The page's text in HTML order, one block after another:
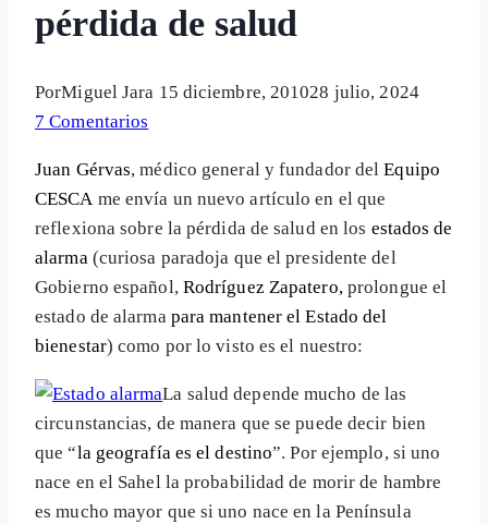
pérdida de salud
PorMiguel Jara 15 diciembre, 201028 julio, 2024
7 Comentarios
Juan Gérvas, médico general y fundador delEquipo
CESCA me envía un nuevo artículo en el que
reflexiona sobre la pérdida de salud en los estados de
alarma (curiosa paradoja que el presidente del
Gobierno español, Rodríguez Zapatero,prolongue el
estado de alarma para mantener el Estado del
bienestar) como por lo visto es el nuestro:
La salud depende mucho de las
circunstancias, de manera que se puede decir bien
que “la geografía es el destino”. Por ejemplo, si uno
nace en el Sahel la probabilidad de morir de hambre
es mucho mayor que si uno nace en la Península